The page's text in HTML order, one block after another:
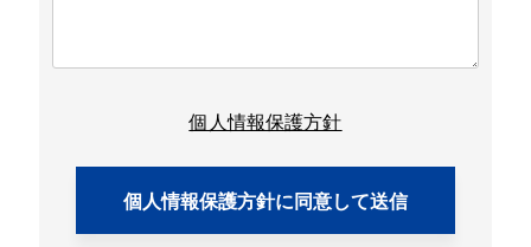
個人情報保護方針